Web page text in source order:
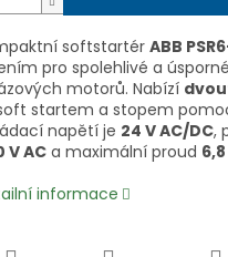
softstartér ABB
pro spolehlivé a
motorů. Nabízí
startem a stopem
napětí je 24 V AC/DC,
V ACa maximální proud
informace